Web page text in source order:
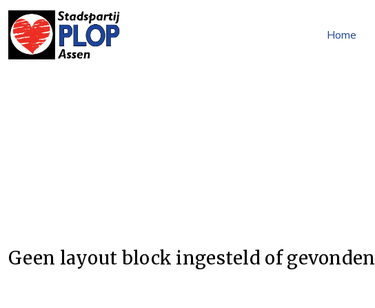
Home
Geen layout block ingesteld of gevonden